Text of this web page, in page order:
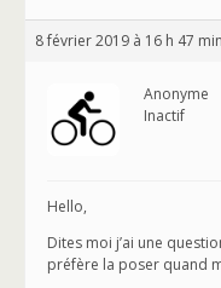
8 février 2019 à 16 h 47 min
Anonyme
Inactif
Hello,
Dites moi j’ai une
préfère la poser quand